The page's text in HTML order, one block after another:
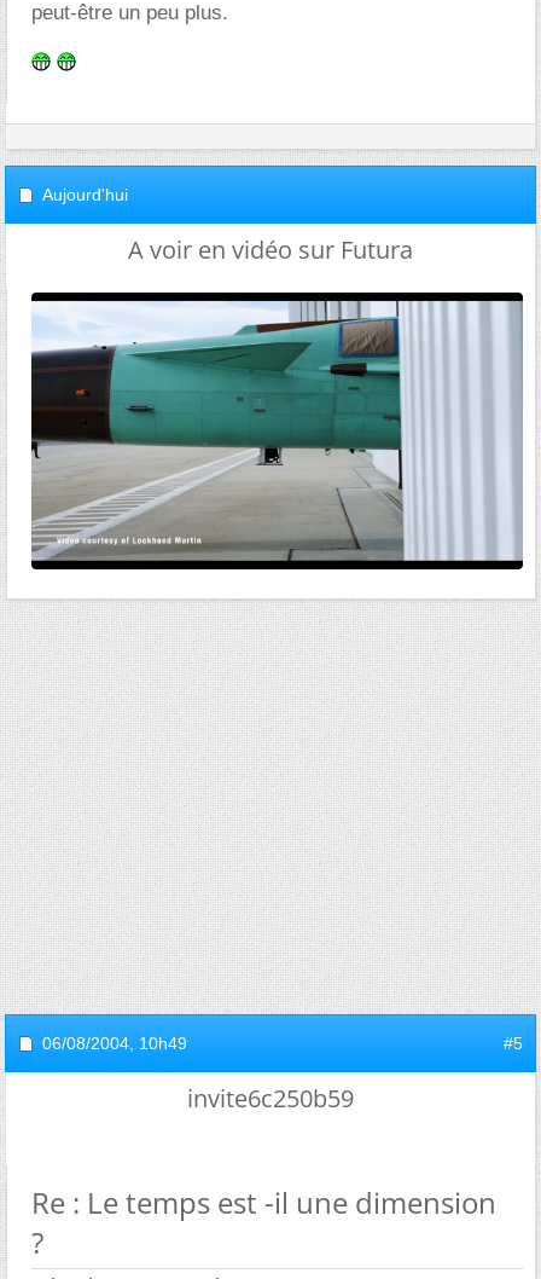
peut-être un peu plus.
Aujourd'hui
A voir en vidéo sur Futura
06/08/2004, 10h49 #5
invite6c250b59
Re : Le temps est -il une dimension
?